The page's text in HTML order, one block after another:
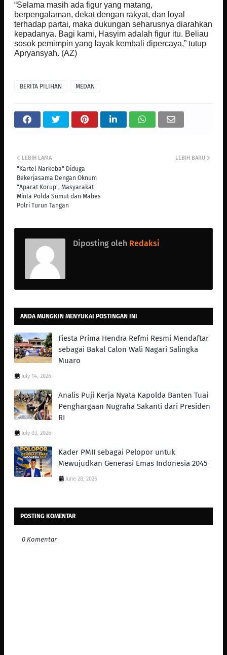
“Selama masih ada figur yang matang,
berpengalaman, dekat dengan rakyat, dan loyal
terhadap partai, maka dukungan seharusnya diarahkan
kepadanya. Bagi kami, Hasyim adalah figur itu. Beliau
sosok pemimpin yang layak kembali dipercaya,” tutup
Apryansyah. (AZ)
BERITA PILIHAN MEDAN
LEBIH BARU
LEBIH LAMA
"Kartel Narkoba" Diduga
Bekerjasama Dengan Oknum
"Aparat Korup", Masyarakat
Minta Polda Sumut dan Mabes
Polri Turun Tangan
Diposting oleh Redaksi
ANDA MUNGKIN MENYUKAI POSTINGAN INI
Fiesta Prima Hendra Refmi Resmi Mendaftar
sebagai Bakal Calon Wali Nagari Salingka
Muaro
July 14, 2026
Analis Puji Kerja Nyata Kapolda Banten Tuai
Penghargaan Nugraha Sakanti dari Presiden
RI
July 03, 2026
Kader PMII sebagai Pelopor untuk
Mewujudkan Generasi Emas Indonesia 2045
June 28, 2026
POSTING KOMENTAR
0 Komentar